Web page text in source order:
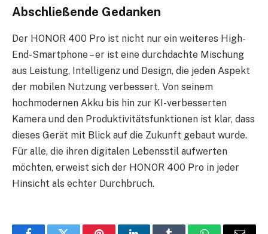
Abschließende Gedanken
Der HONOR 400 Pro ist nicht nur ein weiteres High-
End-Smartphone – er ist eine durchdachte Mischung
aus Leistung, Intelligenz und Design, die jeden Aspekt
der mobilen Nutzung verbessert. Von seinem
hochmodernen Akku bis hin zur KI-verbesserten
Kamera und den Produktivitätsfunktionen ist klar, dass
dieses Gerät mit Blick auf die Zukunft gebaut wurde.
Für alle, die ihren digitalen Lebensstil aufwerten
möchten, erweist sich der HONOR 400 Pro in jeder
Hinsicht als echter Durchbruch.